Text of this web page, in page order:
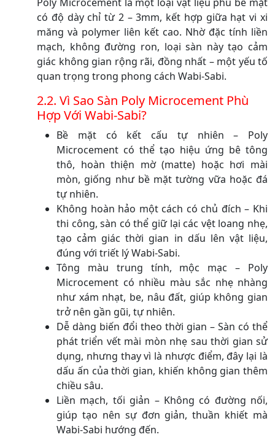
có độ dày chỉ từ 2 – 3mm, kết hợp giữa hạt vi xi
măng và polymer liên kết cao. Nhờ đặc tính liền
mạch, không đường ron, loại sàn này tạo cảm
giác không gian rộng rãi, đồng nhất – một yếu tố
quan trọng trong phong cách Wabi-Sabi.
2.2. Vì Sao Sàn Poly Microcement Phù
Hợp Với Wabi-Sabi?
Bề mặt có kết cấu tự nhiên – Poly
Microcement có thể tạo hiệu ứng bê tông
thô, hoàn thiện mờ (matte) hoặc hơi mài
mòn, giống như bề mặt tường vữa hoặc đá
tự nhiên.
Không hoàn hảo một cách có chủ đích – Khi
thi công, sàn có thể giữ lại các vệt loang nhẹ,
tạo cảm giác thời gian in dấu lên vật liệu,
đúng với triết lý Wabi-Sabi.
Tông màu trung tính, mộc mạc – Poly
Microcement có nhiều màu sắc nhẹ nhàng
như xám nhạt, be, nâu đất, giúp không gian
trở nên gần gũi, tự nhiên.
Dễ dàng biến đổi theo thời gian – Sàn có thể
phát triển vết mài mòn nhẹ sau thời gian sử
dụng, nhưng thay vì là nhược điểm, đây lại là
dấu ấn của thời gian, khiến không gian thêm
chiều sâu.
Liền mạch, tối giản – Không có đường nối,
giúp tạo nên sự đơn giản, thuần khiết mà
Wabi-Sabi hướng đến.